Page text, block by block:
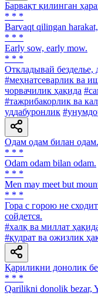
Барвақт қилинган
* * *
Barvaqt qilingan
* * *
Early sow, early mow.
* * *
Откладывай безделье,
#меҳнатсеварлик ва
чорвачилик ҳақида
#тажрибакорлик ва
уддабуронлик
Одам одам билан одам.
* * *
Odam odam bilan odam.
* * *
Men may meet but
* * *
Гора с горою не
сойдется.
#халқ ва миллат
#қудрат ва ожизлик
Қариликни донолик
* * *
Qarilikni donolik bezar,